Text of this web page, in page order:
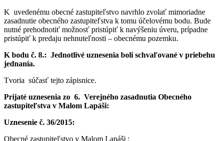
K uvedenému obecné zastupiteľstvo navrhlo zvolať mimoriadne
zasadnutie obecného zastupiteľstva k tomu účelovému bodu. Bude
nutné prehodnotiť možnosť pristúpiť k navýšeniu úveru, prípadne
pristúpiť k predaju nehnuteľnosti – obecnému pozemku.
K bodu č. 8.: Jednotlivé uznesenia boli schvaľované v priebehu
jednania.
Tvoria súčasť tejto zápisnice.
Prijaté uznesenia zo 6. Verejného zasadnutia Obecného
zastupiteľstva v Malom Lapáši:
Uznesenie č. 36/2015:
Obecné zastupiteľstvo v Malom Lapáši :